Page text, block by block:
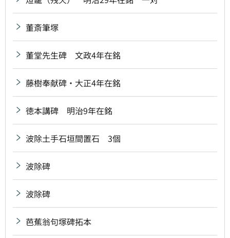
董斎筆塚
董堂先生碑 文政4年在銘
藤樹奉献碑・大正4年在銘
徳本講碑 明治9年在銘
波除土手石垣間置石 3個
波除碑
波除碑
芭蕉翁句塚碑拓本